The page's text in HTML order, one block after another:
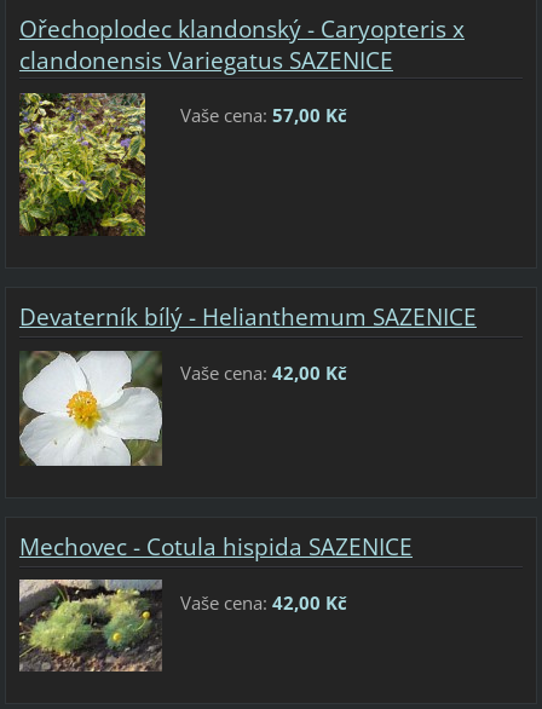
Ořechoplodec klandonský - Caryopteris x
clandonensis Variegatus SAZENICE
Vaše cena: 57,00 Kč
Devaterník bílý - Helianthemum SAZENICE
Vaše cena: 42,00 Kč
Mechovec - Cotula hispida SAZENICE
Vaše cena: 42,00 Kč